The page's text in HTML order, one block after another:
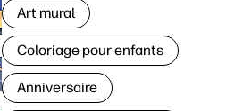
Art mural
Coloriage pour enfants
Anniversaire